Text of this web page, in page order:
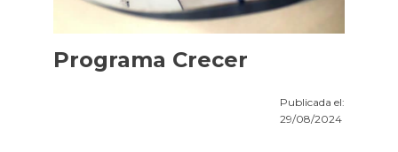
Programa Crecer
Publicada el:
29/08/2024